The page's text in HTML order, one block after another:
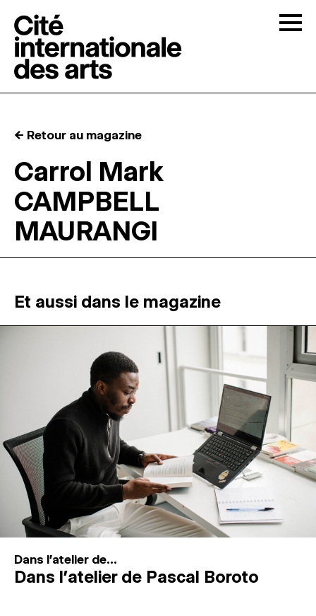
RÉSIDENCES ↓
ATELIERS OUVERTS
MAGAZINE
ESPACES DE PRATIQUE ARTISTIQUE ↓
Recherche
Connexion
↓
← Retour au magazine
Carrol Mark
CAMPBELL
MAURANGI
Et aussi dans le magazine
Dans l'atelier de...
Dans l’atelier de Pascal Boroto